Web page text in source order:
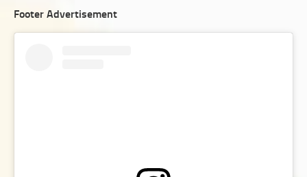
Footer Advertisement